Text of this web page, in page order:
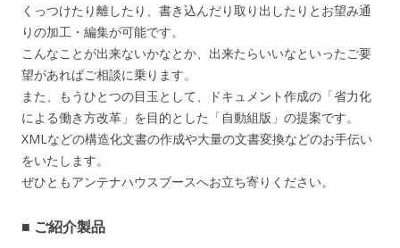
くっつけたり離したり、書き込んだり取り出したりとお望み通
りの加工・編集が可能です。
こんなことが出来ないかなとか、出来たらいいなといったご要
望があればご相談に乗ります。
また、もうひとつの目玉として、ドキュメント作成の「省力化
による働き方改革」を目的とした「自動組版」の提案です。
XMLなどの構造化文書の作成や大量の文書変換などのお手伝い
をいたします。
ぜひともアンテナハウスブースへお立ち寄りください。
■ ご紹介製品